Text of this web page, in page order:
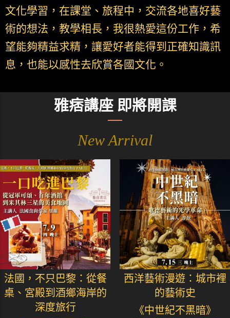
文化學習，在課堂、旅程中，交流各地喜好藝
術的想法，教學相長，我很熱愛這份工作，希
望能夠精益求精，讓愛好者能得到正確知識訊
息，也能以感性去欣賞各國文化。
雅痞講座 即將開課
New Arrival
法國，不只巴黎：從餐
桌、宮殿到酒鄉海岸的
深度旅行
西洋藝術漫遊：城市裡
的藝術史
《中世紀不黑暗》